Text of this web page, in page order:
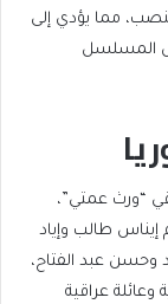
مما يؤدي إلى
المسلسل
“ورث عمتي”،
طالب وإياد
وحسن عبد الفتاح،
عراقية